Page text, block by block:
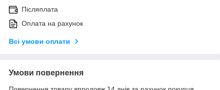
Післяплата
Оплата на рахунок
Всі умови оплати
Умови повернення